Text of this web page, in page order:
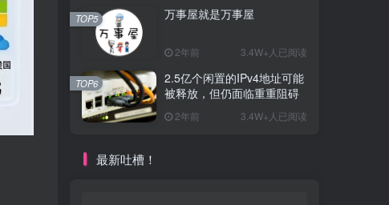
万事屋就是万事屋
2年前 3.4W+人已阅读
TOP5
2.5亿个闲置的IPv4地址可能
被释放，但仍面临重重阻碍
2年前 3.4W+人已阅读
TOP6
最新吐槽！